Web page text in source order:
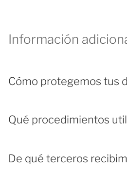
Información
Cómo protegemos tus
Qué procedimientos
De qué terceros